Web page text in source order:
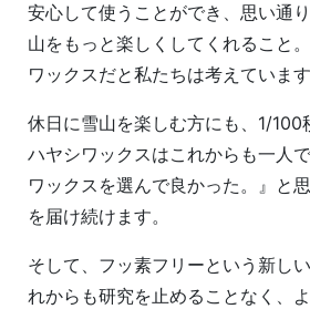
安心して使うことができ、思い通
山をもっと楽しくしてくれること
ワックスだと私たちは考えています
休日に雪山を楽しむ方にも、1/100
ハヤシワックスはこれからも一人
ワックスを選んで良かった。』と
を届け続けます。
そして、フッ素フリーという新し
れからも研究を止めることなく、